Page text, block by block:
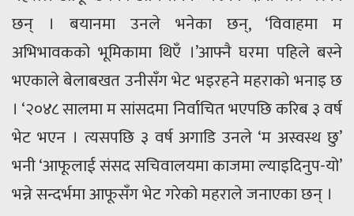
छन् । बयानमा उनले भनेका छन्, ‘विवाहमा म
अभिभावकको भूमिकामा थिएँ ।’आफ्नै घरमा पहिले बस्ने
भएकाले बेलाबखत उनीसँग भेट भइरहने महराको भनाइ छ
। ‘२०४८ सालमा म सांसदमा निर्वाचित भएपछि करिब ३ वर्ष
भेट भएन । त्यसपछि ३ वर्ष अगाडि उनले ‘म अस्वस्थ छु’
भनी ‘आफूलाई संसद सचिवालयमा काजमा ल्याइदिनुप-यो’
भन्ने सन्दर्भमा आफूसँग भेट गरेको महराले जनाएका छन् ।